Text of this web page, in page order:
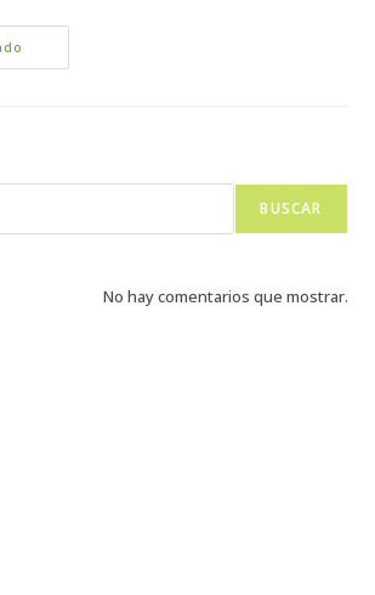
BUSCAR
No hay comentarios que mostrar.